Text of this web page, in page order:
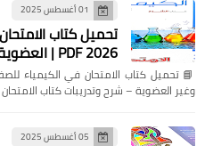
01 أغسطس 2025
تحميل كتاب
2026 PDF | العضوية وغير العضوية
وغير العضوية – شرح وتدريبات كتاب
05 أغسطس 2025